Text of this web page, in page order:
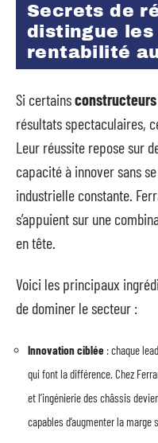
Secrets de
distingue les
rentabilité
Si certains
résultats spectaculaires,
Leur réussite repose sur
capacité à innover sans
industrielle constante.
s’appuient sur une
en tête.
Voici les principaux
de dominer le secteur :
Innovation ciblée : chaque
qui font la différence. Chez
et l’ingénierie des châssis
capables d’augmenter la marge